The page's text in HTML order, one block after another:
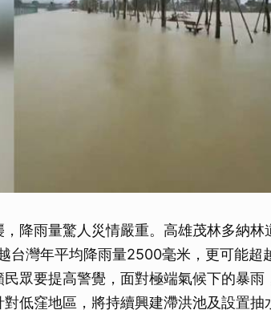
降雨量驚人災情嚴重。高雄茂林多納林
台灣年平均降雨量2500毫米，更可能超
眾要提高警覺，面對極端氣候下的暴雨
低窪地區，將持續興建滯洪池及設置抽